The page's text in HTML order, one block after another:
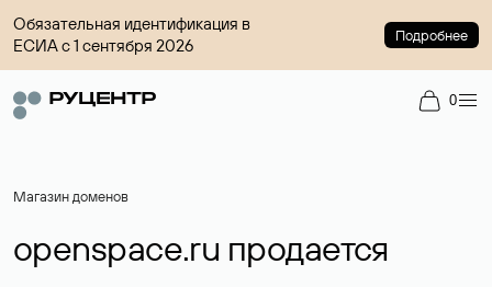
Обязательная идентификация в
ЕСИА с 1 сентября 2026
Подробнее
0
Магазин доменов
openspace.ru продается